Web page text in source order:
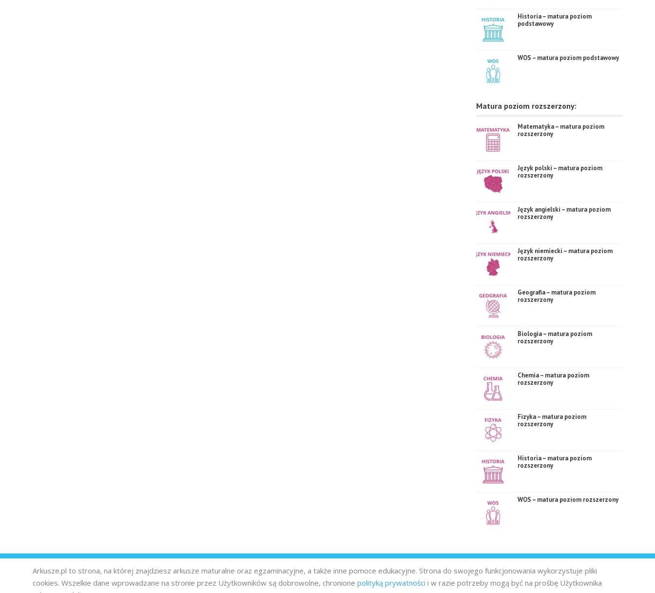
Historia – matura poziom
podstawowy
WOS – matura poziom podstawowy
Matura poziom rozszerzony:
Matematyka – matura poziom
rozszerzony
Język polski – matura poziom
rozszerzony
Język angielski – matura poziom
rozszerzony
Język niemiecki – matura poziom
rozszerzony
Geografia – matura poziom
rozszerzony
Biologia – matura poziom
rozszerzony
Chemia – matura poziom
rozszerzony
Fizyka – matura poziom
rozszerzony
Historia – matura poziom
rozszerzony
WOS – matura poziom rozszerzony
Arkusze.pl to strona, na której znajdziesz arkusze maturalne oraz egzaminacyjne, a także inne pomoce edukacyjne. Strona do swojego funkcjonowania wykorzystuje pliki
cookies. Wszelkie dane wprowadzane na stronie przez Użytkowników są dobrowolne, chronione polityką prywatności i w razie potrzeby mogą być na prośbę Użytkownika